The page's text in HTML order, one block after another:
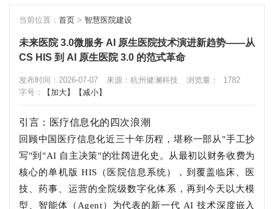
当前位置： 首页 > 智慧医院建设
未来医院 3.0微服务 AI 原生医院技术演进新趋势——从
CS HIS 到 AI 原生医院 3.0 的范式革命
发布时间：2026-07-07 来源：杭州健澜科技 浏览量：
1782
字号：
【加大】 【减小】
引言：医疗信息化的四次浪潮
回顾中国医疗信息化近三十年历程，堪称一部从"手工抄
写"到"AI 自主决策"的壮阔进化史。从最初以财务收费为
核心的单机版 HIS（医院信息系统），到覆盖临床、医
技、药事、运营的全院级数字化体系，再到今天以大模
型、智能体（Agent）为代表的新一代 AI 技术深度嵌入